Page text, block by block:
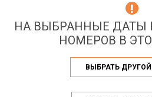
НА ВЫБРАННЫЕ ДАТЫ
НОМЕРОВ В
ВЫБРАТЬ